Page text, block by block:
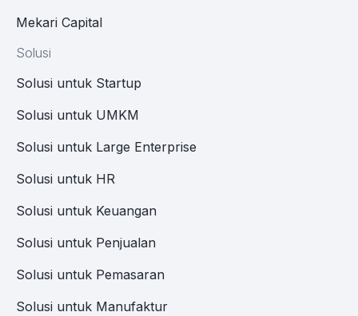
Mekari Capital
Solusi
Solusi untuk Startup
Solusi untuk UMKM
Solusi untuk Large Enterprise
Solusi untuk HR
Solusi untuk Keuangan
Solusi untuk Penjualan
Solusi untuk Pemasaran
Solusi untuk Manufaktur